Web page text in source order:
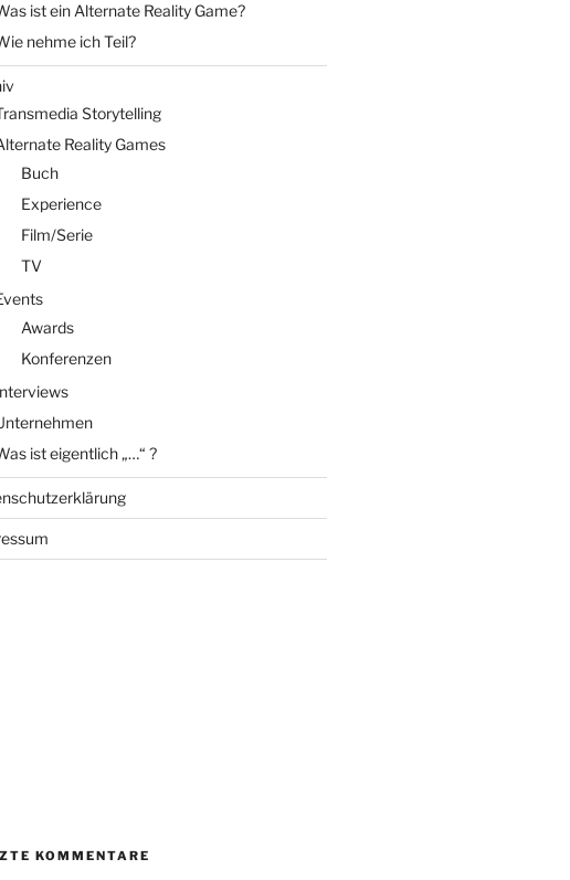
ist ein Alternate Reality Game?
nehme ich Teil?
Storytelling
Reality Games
Buch
Experience
Film/Serie
TV
Awards
Konferenzen
ist eigentlich „…“ ?
KOMMENTARE